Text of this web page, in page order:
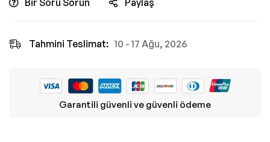
Bir Soru Sorun Paylaş
Tahmini Teslimat: 10 - 17 Ağu, 2026
Garantili güvenli ve güvenli ödeme